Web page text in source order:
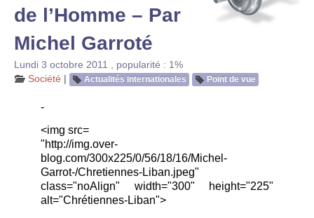
de l’Homme – Par
Michel Garroté
Lundi 3 octobre 2011
popularité : 1%
Société | Actualités internationales Point de vue
-
<img src=
"http://img.over-
blog.com/300x225/0/56/18/16/Michel-
Garrot-/Chretiennes-Liban.jpeg"
class="noAlign" width="300" height="225"
alt="Chrétiennes-Liban">